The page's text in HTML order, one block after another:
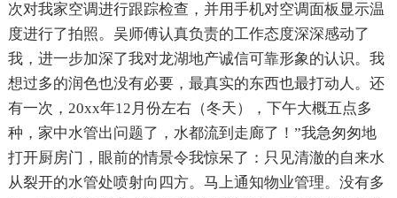
次对我家空调进行跟踪检查，并用手机对空调面板显示温
度进行了拍照。吴师傅认真负责的工作态度深深感动了
我，进一步加深了我对龙湖地产诚信可靠形象的认识。我
想过多的润色也没有必要，最真实的东西也最打动人。还
有一次，20xx年12月份左右（冬天），下午大概五点多
种，家中水管出问题了，水都流到走廊了！”我急匆匆地
打开厨房门，眼前的情景令我惊呆了：只见清澈的自来水
从裂开的水管处喷射向四方。马上通知物业管理。没有多